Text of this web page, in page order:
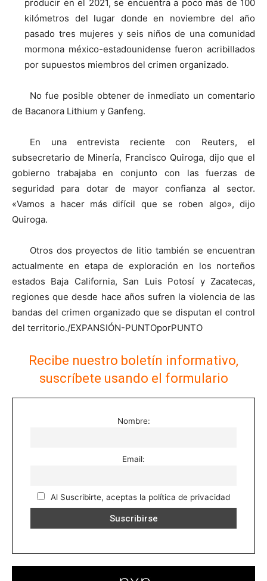
producir en el 2021, se encuentra a poco más de 100
kilómetros del lugar donde en noviembre del año
pasado tres mujeres y seis niños de una comunidad
mormona méxico-estadounidense fueron acribillados
por supuestos miembros del crimen organizado.
No fue posible obtener de inmediato un comentario
de Bacanora Lithium y Ganfeng.
En una entrevista reciente con Reuters, el
subsecretario de Minería, Francisco Quiroga, dijo que el
gobierno trabajaba en conjunto con las fuerzas de
seguridad para dotar de mayor confianza al sector.
«Vamos a hacer más difícil que se roben algo», dijo
Quiroga.
Otros dos proyectos de litio también se encuentran
actualmente en etapa de exploración en los norteños
estados Baja California, San Luis Potosí y Zacatecas,
regiones que desde hace años sufren la violencia de las
bandas del crimen organizado que se disputan el control
del territorio./EXPANSIÓN-PUNTOporPUNTO
Recibe nuestro boletín informativo,
suscríbete usando el formulario
Nombre:
Email:
Al Suscribirte, aceptas la política de privacidad